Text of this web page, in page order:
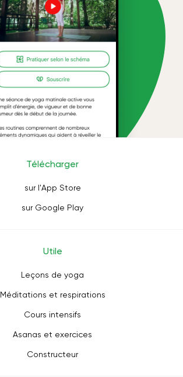
Télécharger
sur l'App Store
sur Google Play
Utile
Leçons de yoga
Méditations et respirations
Cours intensifs
Asanas et exercices
Constructeur